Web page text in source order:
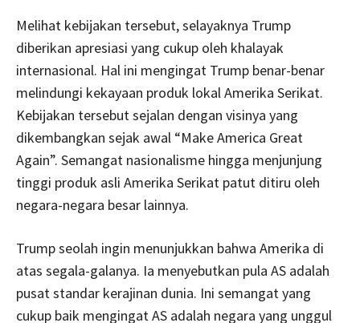
Melihat kebijakan tersebut, selayaknya Trump
diberikan apresiasi yang cukup oleh khalayak
internasional. Hal ini mengingat Trump benar-benar
melindungi kekayaan produk lokal Amerika Serikat.
Kebijakan tersebut sejalan dengan visinya yang
dikembangkan sejak awal “Make America Great
Again”. Semangat nasionalisme hingga menjunjung
tinggi produk asli Amerika Serikat patut ditiru oleh
negara-negara besar lainnya.
Trump seolah ingin menunjukkan bahwa Amerika di
atas segala-galanya. Ia menyebutkan pula AS adalah
pusat standar kerajinan dunia. Ini semangat yang
cukup baik mengingat AS adalah negara yang unggul